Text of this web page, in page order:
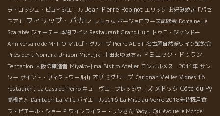
ラ・ロッシュ・ビュイシエール Jean-Pierre Robinot エリック お好み焼き「パセ
ミア」
フィリップ・パカレ レキュム ボージョロワーズ試飲会 Domaine Le
Scarabée ジェーテー 本物ワイン Restaurant Grand Huit ドゥニ・ジャンドー
Anniversaire de Mr ITO マルゴ・グループ Pierre ALIET 名古屋自然派ワイン試飲会
Président Nomura Unison Mr.Fujiki 上田あゆみさん ドミニック・ドゥラン
Tentation 大阪の醸造者 Miyako-jima Bistro Atelier モンカルメス 2011年 サン
ソー サイント・ヴィクトワール山 オザミグループ Carignan Vieilles Vignes 16
restaurent La Casa del Perro キューヴェ・プレッシウーズ メドック Côte du Py
高橋さん Dambach-La-Ville バイエール2016 La Mise au Verre 2018年皆既月食
ラ・ピエール・ショード ワインライター・リンさん Yaoyu Qui évolue le Monde